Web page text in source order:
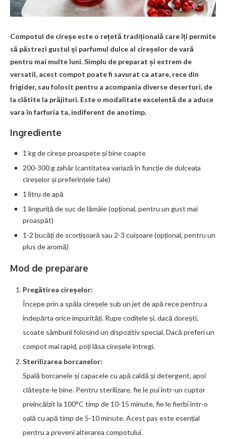
Compotul de cireșe este o rețetă tradițională care îți permite
să păstrezi gustul și parfumul dulce al cireșelor de vară
pentru mai multe luni. Simplu de preparat și extrem de
versatil, acest compot poate fi savurat ca atare, rece din
frigider, sau folosit pentru a acompania diverse deserturi, de
la clătite la prăjituri. Este o modalitate excelentă de a aduce
vara în farfuria ta, indiferent de anotimp.
Ingrediente
1 kg de cireșe proaspete și bine coapte
200-300 g zahăr (cantitatea variază în funcție de dulceața
cireșelor și preferințele tale)
1 litru de apă
1 linguriță de suc de lămâie (opțional, pentru un gust mai
proaspăt)
1-2 bucăți de scorțișoară sau 2-3 cuișoare (opțional, pentru un
plus de aromă)
Mod de preparare
Pregătirea cireșelor:
Începe prin a spăla cireșele sub un jet de apă rece pentru a
îndepărta orice impurități. Rupe codițele și, dacă dorești,
scoate sâmburii folosind un dispozitiv special. Dacă preferi un
compot mai rapid, poți lăsa cireșele întregi.
Sterilizarea borcanelor:
Spală borcanele și capacele cu apă caldă și detergent, apoi
clătește-le bine. Pentru sterilizare, fie le pui într-un cuptor
preîncălzit la 100°C timp de 10-15 minute, fie le fierbi într-o
oală cu apă timp de 5-10 minute. Acest pas este esențial
pentru a preveni alterarea compotului.